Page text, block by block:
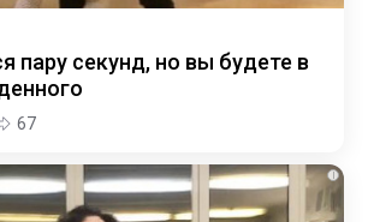
пару секунд, но вы будете в
67
i